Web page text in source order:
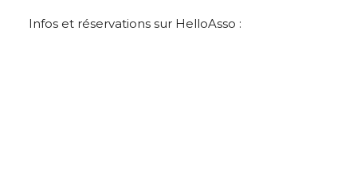
Infos et réservations sur HelloAsso :